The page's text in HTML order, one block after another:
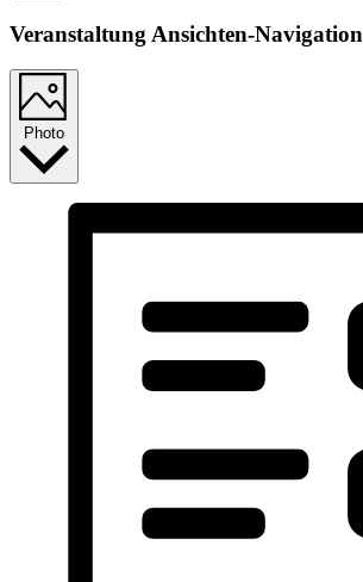
Veranstaltung Ansichten-Navigation
Photo